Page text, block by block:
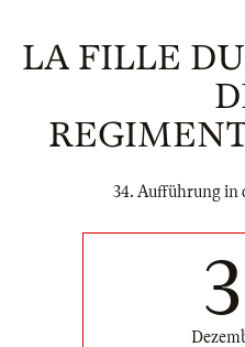
LA FILLE
34. Aufführung in